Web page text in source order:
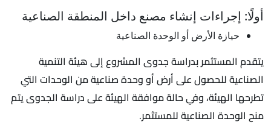
أولًا: إجراءات إنشاء مصنع داخل المنطقة الصناعية
حيازة الأرض أو الوحدة الصناعية
يتقدم المستثمر بدراسة جدوى المشروع إلى هيئة التنمية
الصناعية للحصول على أرض أو وحدة صناعية من الوحدات التي
تطرحها الهيئة، وفي حالة موافقة الهيئة على دراسة الجدوى يتم
منح الوحدة الصناعية للمستثمر.